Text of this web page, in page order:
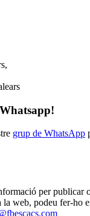
grup de WhatsApp
per publicar
la web, podeu fer-ho